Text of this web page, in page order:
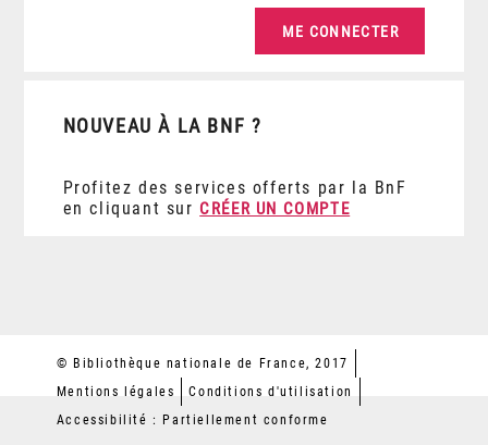
NOUVEAU À LA BNF ?
Profitez des services offerts par la BnF
en cliquant sur CRÉER UN COMPTE
© Bibliothèque nationale de France, 2017
Mentions légales
Conditions d'utilisation
Accessibilité : Partiellement conforme